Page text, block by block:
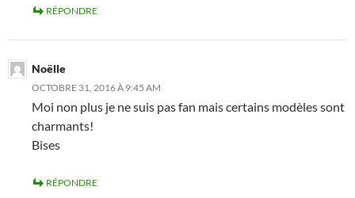
RÉPONDRE
Noëlle
OCTOBRE 31, 2016 À 9:45 AM
Moi non plus je ne suis pas fan mais certains modèles sont
charmants!
Bises
RÉPONDRE